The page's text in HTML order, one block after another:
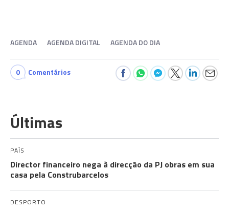
AGENDA AGENDA DIGITAL AGENDA DO DIA
0 Comentários
Últimas
PAÍS
Director financeiro nega à direcção da PJ obras em sua
casa pela Construbarcelos
DESPORTO